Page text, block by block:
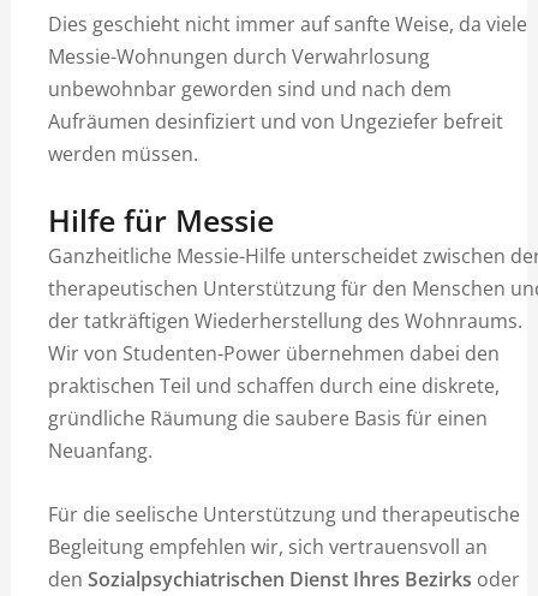
Dies geschieht nicht immer auf sanfte Weise, da viele
Messie-Wohnungen durch Verwahrlosung
unbewohnbar geworden sind und nach dem
Aufräumen desinfiziert und von Ungeziefer befreit
werden müssen.
Hilfe für Messie
Ganzheitliche Messie-Hilfe unterscheidet zwischen
therapeutischen Unterstützung für den Menschen
der tatkräftigen Wiederherstellung des Wohnraums.
Wir von Studenten-Power übernehmen dabei den
praktischen Teil und schaffen durch eine diskrete,
gründliche Räumung die saubere Basis für einen
Neuanfang.
Für die seelische Unterstützung und therapeutische
Begleitung empfehlen wir, sich vertrauensvoll an
den Sozialpsychiatrischen Dienst Ihres Bezirks oder